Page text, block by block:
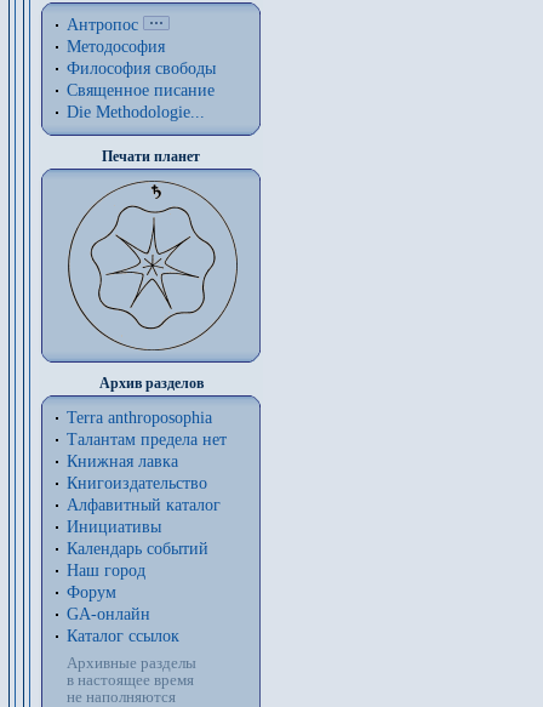
Антропос
Методософия
Философия cвободы
Священное писание
Die Methodologie...
Печати планет
Архив разделов
Terra anthroposophia
Талантам предела нет
Книжная лавка
Книгоиздательство
Алфавитный каталог
Инициативы
Календарь событий
Наш город
Форум
GA-онлайн
Каталог ссылок
Архивные разделы
в настоящее время
не наполняются